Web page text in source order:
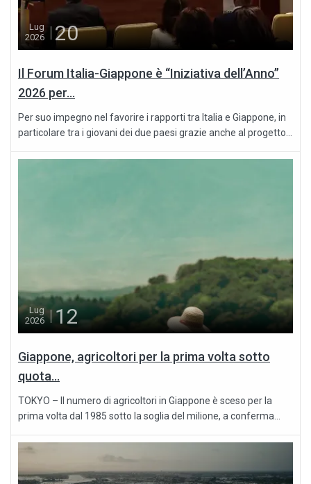
Lug
2026
20
Il Forum Italia-Giappone è “Iniziativa dell’Anno”
2026 per...
Per suo impegno nel favorire i rapporti tra Italia e Giappone, in
particolare tra i giovani dei due paesi grazie anche al progetto...
Lug
2026
12
Giappone, agricoltori per la prima volta sotto
quota...
TOKYO – Il numero di agricoltori in Giappone è sceso per la
prima volta dal 1985 sotto la soglia del milione, a conferma...